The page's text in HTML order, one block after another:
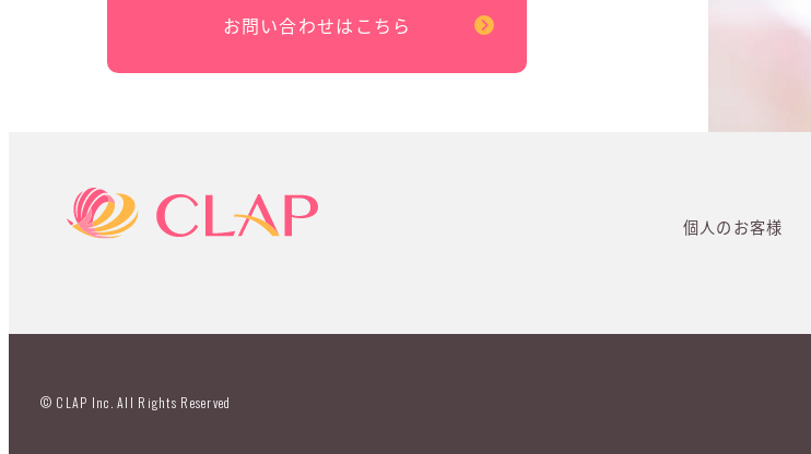
お問い合わせはこちら
個人のお客様
© CLAP Inc. All Rights Reserved